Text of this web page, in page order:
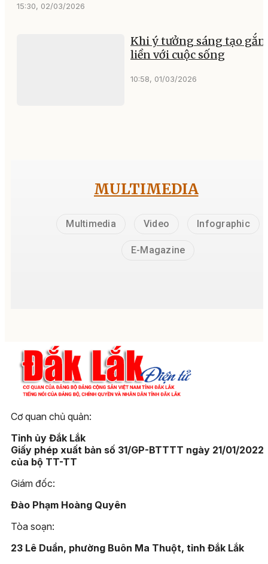
15:30, 02/03/2026
Khi ý tưởng sáng tạo gắn
liền với cuộc sống
10:58, 01/03/2026
MULTIMEDIA
Multimedia Video Infographic
E-Magazine
Cơ quan chủ quản:
Tỉnh ủy Đắk Lắk
Giấy phép xuất bản số 31/GP-BTTTT ngày 21/01/2022
của bộ TT-TT
Giám đốc:
Đào Phạm Hoàng Quyên
Tòa soạn:
23 Lê Duẩn, phường Buôn Ma Thuột, tỉnh Đắk Lắk